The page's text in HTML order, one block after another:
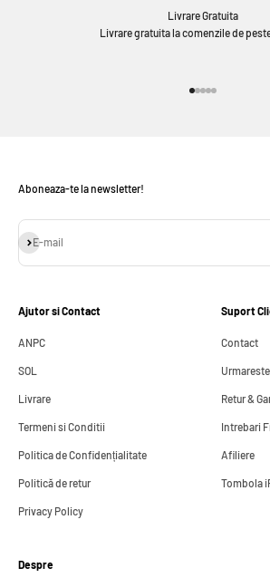
Livrare Gratuita
Livrare gratuita la comenzile de
Mergi la articolul 1
Mergi la articolul
Mergi la
Mergi la
Mergi la
Aboneaza-te la newsletter!
E-mail
Abonează-te
Ajutor si Contact
ANPC
SOL
Livrare
Termeni si Conditii
Politica de Confidențialitate
Politică de retur
Privacy Policy
Suport
Contact
Retur &
Intrebari
Afiliere
Tombola
Despre